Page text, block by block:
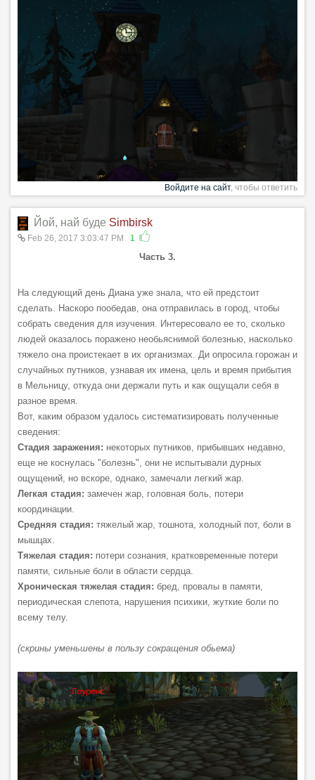
Войдите на сайт, чтобы ответить
Йой, най буде Simbirsk
Feb 26, 2017 3:03:47 PM 1
Часть 3.
На следующий день Диана уже знала, что ей предстоит
сделать. Наскоро пообедав, она отправилась в город, чтобы
собрать сведения для изучения. Интересовало ее то, сколько
людей оказалось поражено необьяснимой болезнью, насколько
тяжело она проистекает в их организмах. Ди опросила горожан и
случайных путников, узнавая их имена, цель и время прибытия
в Мельницу, откуда они держали путь и как ощущали себя в
разное время.
Вот, каким образом удалось систематизировать полученные
сведения:
Стадия заражения: некоторых путников, прибывших недавно,
еще не коснулась "болезнь", они не испытывали дурных
ощущений, но вскоре, однако, замечали легкий жар.
Легкая стадия: замечен жар, головная боль, потери
координации.
Средняя стадия: тяжелый жар, тошнота, холодный пот, боли в
мышцах.
Тяжелая стадия: потери сознания, кратковременные потери
памяти, сильные боли в области сердца.
Хроническая тяжелая стадия: бред, провалы в памяти,
периодическая слепота, нарушения психики, жуткие боли по
всему телу.
(скрины уменьшены в пользу сокращения обьема)